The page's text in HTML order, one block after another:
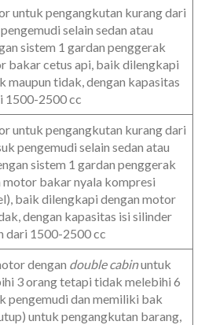
untuk pengangkutan kurang dari
selain sedan atau
sistem 1 gardan penggerak
bakar cetus api, baik dilengkapi
maupun tidak, dengan kapasitas
1500-2500 cc
untuk pengangkutan kurang dari
pengemudi selain sedan atau
sistem 1 gardan penggerak
motor bakar nyala kompresi
baik dilengkapi dengan motor
dengan kapasitas isi silinder
dari 1500-2500 cc
dengan double cabinuntuk
3 orang tetapi tidak melebihi 6
pengemudi dan memiliki bak
untuk pengangkutan barang,